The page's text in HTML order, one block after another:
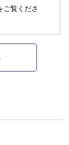
ご覧くださ